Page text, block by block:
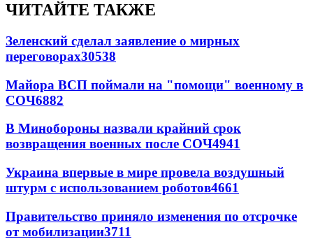
ЧИТАЙТЕ ТАКЖЕ
Зеленский сделал заявление о мирных
переговорах30538
Майора ВСП поймали на "помощи" военному в
СОЧ6882
В Минобороны назвали крайний срок
возвращения военных после СОЧ4941
Украина впервые в мире провела воздушный
штурм с использованием роботов4661
Правительство приняло изменения по отсрочке
от мобилизации3711